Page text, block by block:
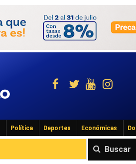
Política Deportes Económicas
Buscar